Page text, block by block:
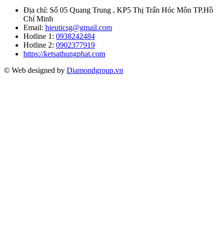
Địa chỉ: Số 05 Quang Trung , KP5 Thị Trấn Hóc Môn TP.Hồ
Chí Minh
Email: hieuticsg@gmail.com
Hotline 1: 0938242484
Hotline 2: 0902377919
https://ketsathungphat.com
© Web designed by Diamondgroup.vn